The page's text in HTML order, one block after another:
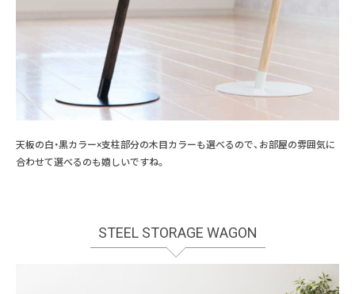
天板の白・黒カラー×支柱部分の木目カラーも選べるので、お部屋の雰囲気に
合わせて選べるのも嬉しいですね。
STEEL STORAGE WAGON